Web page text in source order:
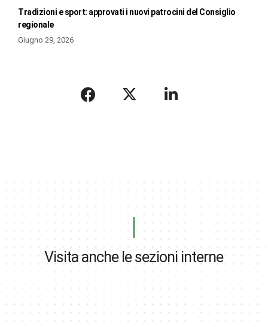
Tradizioni e sport: approvati i nuovi patrocini del Consiglio
regionale
Giugno 29, 2026
Visita anche le sezioni interne